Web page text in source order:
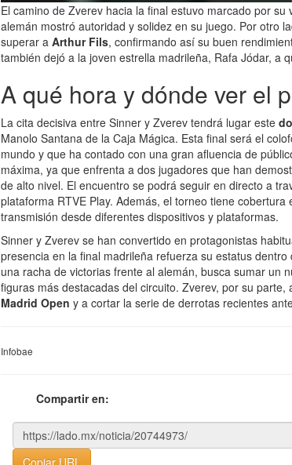
El camino de Zverev hacia la final estuvo marcado por su
alemán mostró autoridad y solidez en su juego. Por otro
superar a Arthur Fils, confirmando así su buen
también dejó a la joven estrella madrileña, Rafa Jódar, a
A qué hora y dónde ver el
La cita decisiva entre Sinner y Zverev tendrá lugar este
Manolo Santana de la Caja Mágica. Esta final será el
mundo y que ha contado con una gran afluencia de
máxima, ya que enfrenta a dos jugadores que han
de alto nivel. El encuentro se podrá seguir en directo a
plataforma RTVE Play. Además, el torneo tiene
transmisión desde diferentes dispositivos y plataformas.
Sinner y Zverev se han convertido en protagonistas
presencia en la final madrileña refuerza su estatus
una racha de victorias frente al alemán, busca sumar un
figuras más destacadas del circuito. Zverev, por su
Madrid Open y a cortar la serie de derrotas recientes
Infobae
Compartir en: